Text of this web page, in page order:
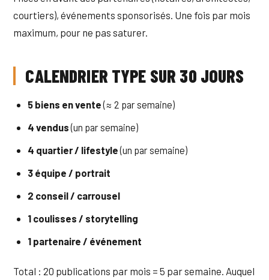
courtiers), événements sponsorisés. Une fois par mois
maximum, pour ne pas saturer.
CALENDRIER TYPE SUR 30 JOURS
5 biens en vente(≈ 2 par semaine)
4 vendus(un par semaine)
4 quartier / lifestyle(un par semaine)
3 équipe / portrait
2 conseil / carrousel
1 coulisses / storytelling
1 partenaire / événement
Total : 20 publications par mois = 5 par semaine. Auquel